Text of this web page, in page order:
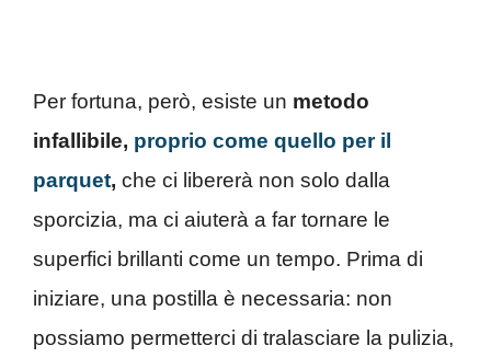
Per fortuna, però, esiste un metodo
infallibile, proprio come quello per il
parquet, che ci libererà non solo dalla
sporcizia, ma ci aiuterà a far tornare le
superfici brillanti come un tempo. Prima di
iniziare, una postilla è necessaria: non
possiamo permetterci di tralasciare la pulizia,